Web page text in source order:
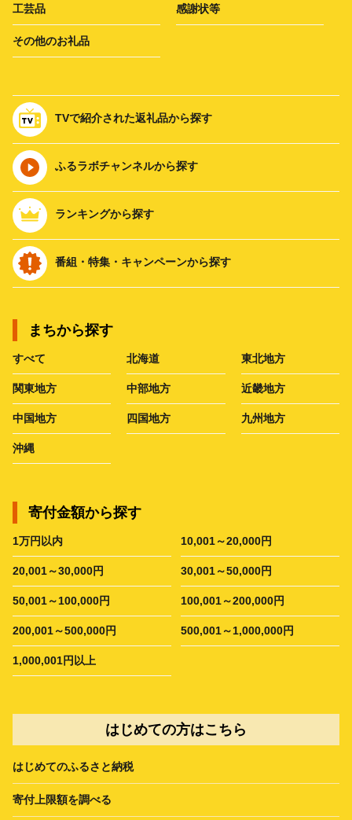
工芸品 感謝状等
その他のお礼品
TVで紹介された返礼品から探す
ふるラボチャンネルから探す
ランキングから探す
番組・特集・キャンペーンから探す
まちから探す
すべて 北海道 東北地方
関東地方 中部地方 近畿地方
中国地方 四国地方 九州地方
沖縄
寄付金額から探す
1万円以内 10,001～20,000円
20,001～30,000円 30,001～50,000円
50,001～100,000円 100,001～200,000円
200,001～500,000円 500,001～1,000,000円
1,000,001円以上
はじめての方はこちら
はじめてのふるさと納税
寄付上限額を調べる